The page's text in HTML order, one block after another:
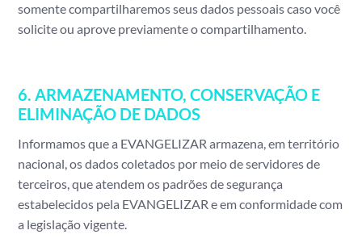
somente compartilharemos seus dados pessoais caso você
solicite ou aprove previamente o compartilhamento.
6. ARMAZENAMENTO, CONSERVAÇÃO E
ELIMINAÇÃO DE DADOS
Informamos que a EVANGELIZAR armazena, em território
nacional, os dados coletados por meio de servidores de
terceiros, que atendem os padrões de segurança
estabelecidos pela EVANGELIZAR e em conformidade com
a legislação vigente.